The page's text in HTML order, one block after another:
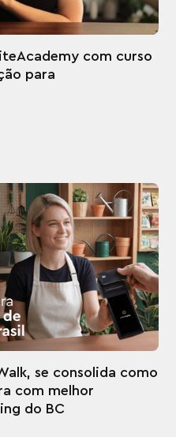
com curso
para
se consolida como
com melhor
do BC